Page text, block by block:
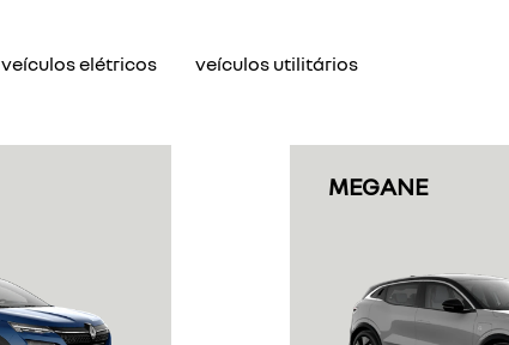
veículos elétricos veículos utilitários
MEGANE